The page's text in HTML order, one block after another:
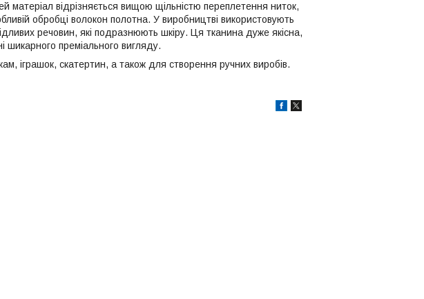
матеріал відрізняється вищою щільністю переплетення ниток,
обробці волокон полотна. У виробництві використовують
речовин, які подразнюють шкіру. Ця тканина дуже якісна,
шикарного преміального вигляду.
іграшок, скатертин, а також для створення ручних виробів.